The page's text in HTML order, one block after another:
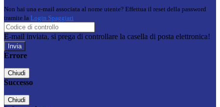
Non hai una e-mail associata al nome utente? Effettua il reset della password
tramite la Login Spaggiari
E-mail inviata, si prega di controllare la casella di posta elettronica!
Errore
Chiudi
Successo
Chiudi